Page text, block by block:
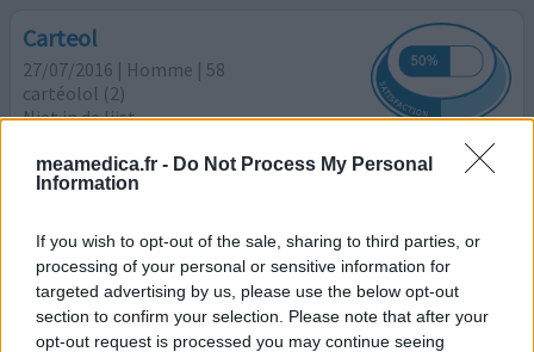
meamedica.fr - Do Not Process My Personal
Information
If you wish to opt-out of the sale, sharing to third parties, or
processing of your personal or sensitive information for
targeted advertising by us, please use the below opt-out
section to confirm your selection. Please note that after your
opt-out request is processed you may continue seeing
Carteol
27/07/2016 | Homme | 58
cartéolol (2)
Niet in de lijst
Efficacité
Quantité effets secondaires
Mon ophtalmo a détecté une tension intra-auculaire
élevée. Ce qui peut causer un glaucome si ce n'est pas
soigné. D’où le fait qu'elle m'ait prescrit CARTEOL 2% à
base de Beta-bloquant.